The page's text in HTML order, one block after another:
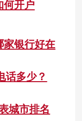
何开户
家银行好在
多少？
城市排名